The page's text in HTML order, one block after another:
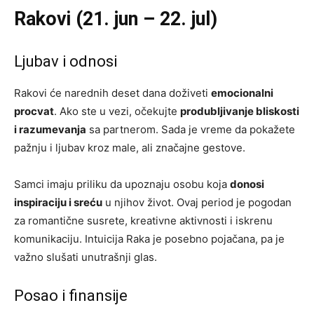
Rakovi (21. jun – 22. jul)
Ljubav i odnosi
Rakovi će narednih deset dana doživeti emocionalni
procvat. Ako ste u vezi, očekujte produbljivanje bliskosti
i razumevanja sa partnerom. Sada je vreme da pokažete
pažnju i ljubav kroz male, ali značajne gestove.
Samci imaju priliku da upoznaju osobu koja donosi
inspiraciju i sreću u njihov život. Ovaj period je pogodan
za romantične susrete, kreativne aktivnosti i iskrenu
komunikaciju. Intuicija Raka je posebno pojačana, pa je
važno slušati unutrašnji glas.
Posao i finansije